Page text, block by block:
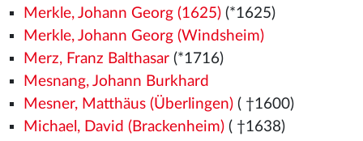
Merkle, Johann Georg (1625)(*1625)
Merkle, Johann Georg (Windsheim)
Merz, Franz Balthasar(*1716)
Mesnang, Johann Burkhard
Mesner, Matthäus (Überlingen)( †1600)
Michael, David (Brackenheim)( †1638)